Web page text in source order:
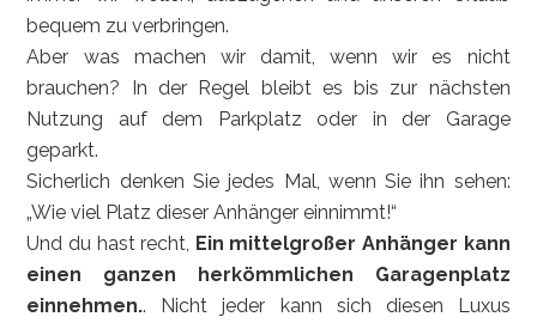
bequem zu verbringen.
Aber was machen wir damit, wenn wir es nicht
brauchen? In der Regel bleibt es bis zur nächsten
Nutzung auf dem Parkplatz oder in der Garage
geparkt.
Sicherlich denken Sie jedes Mal, wenn Sie ihn sehen:
„Wie viel Platz dieser Anhänger einnimmt!“
Und du hast recht, Ein mittelgroßer Anhänger kann
einen ganzen herkömmlichen Garagenplatz
einnehmen.. Nicht jeder kann sich diesen Luxus